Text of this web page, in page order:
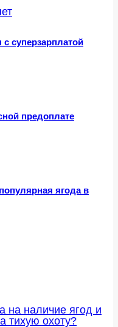
суперзарплатой
предоплате
ягода в